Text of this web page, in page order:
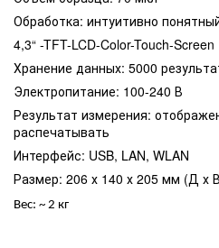
Обработка: интуитивно
4,3“ -TFT-LCD-Color-Touch-Screen
Хранение данных: 5000
Электропитание: 100-240 В
Результат измерения:
распечатывать
Интерфейс: USB, LAN, WLAN
Размер: 206 х 140 х 205 мм (Д х
Вес: ~ 2 кг